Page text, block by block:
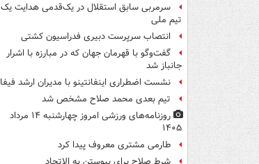
سرمربی سابق استقلال در یک‌قدمی هدایت یک
تیم ملی
انتصاب سرپرست دبیری فدراسیون کشتی
گفت‌وگو با قهرمان جهان که در مبارزه با اشرار
جانباز شد
نشست اضطراری اینفانتینو با مدیران ارشد فیفا
تیم بعدی محمد صلاح مشخص شد
روزنامه‌های ورزشی امروز چهارشنبه ۱۴ مرداد
۱۴۰۵
طارمی مشتری معروف پیدا کرد